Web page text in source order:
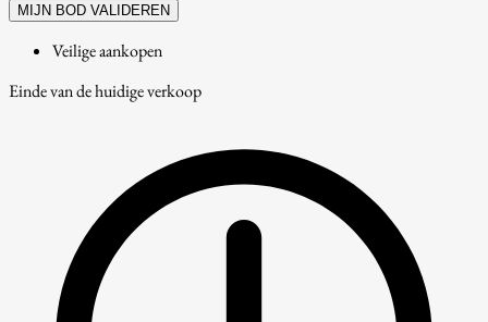
MIJN BOD VALIDEREN
Veilige aankopen
Einde van de huidige verkoop